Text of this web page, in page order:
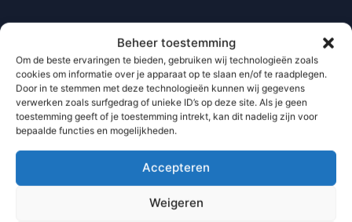
Beheer toestemming
Om de beste ervaringen te bieden, gebruiken wij technologieën zoals
cookies om informatie over je apparaat op te slaan en/of te raadplegen.
Door in te stemmen met deze technologieën kunnen wij gegevens
verwerken zoals surfgedrag of unieke ID’s op deze site. Als je geen
toestemming geeft of je toestemming intrekt, kan dit nadelig zijn voor
bepaalde functies en mogelijkheden.
Accepteren
Weigeren